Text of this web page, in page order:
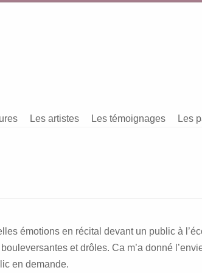
Les artistes Les témoignages Les
émotions en récital devant un public à
et drôles. Ca m’a donné
en demande.